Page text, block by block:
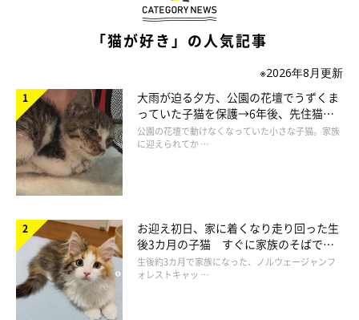
実家でお迎えして1カ月が経ったころのちょびちゃん。
@0715_chobinco
保護したちょびちゃんは、警戒心が強いタイプのコだったそう。
離れて暮らす飼い主さんは、正月と盆の帰省時にしかちょびちゃ
んに会うことができず、会うたびにシャーシャーと言われていた
飼い主さん：
「触ったりはできないけれど、野生の心を忘れていないちょびを
カッコいいと思っていました。というより、そう思うようにして
「猫が好き」の人気記事
※2026年8月更新
大雨が迫る夕方、公園の花壇でうずくま
っていた子猫を保護→6年後、先住猫
と“姉妹”のような関係に
公園の花壇で動けなくなっていた小さな子猫。家族
に迎えられてか …
お迎え初日、家に着くなり走り回った生
後3カ月の子猫 すぐに家族のそばで落
ち着く姿に「迎えてよかった」
生後約3カ月で家族になった、ノルウェージャンフ
ォレストキャッ …